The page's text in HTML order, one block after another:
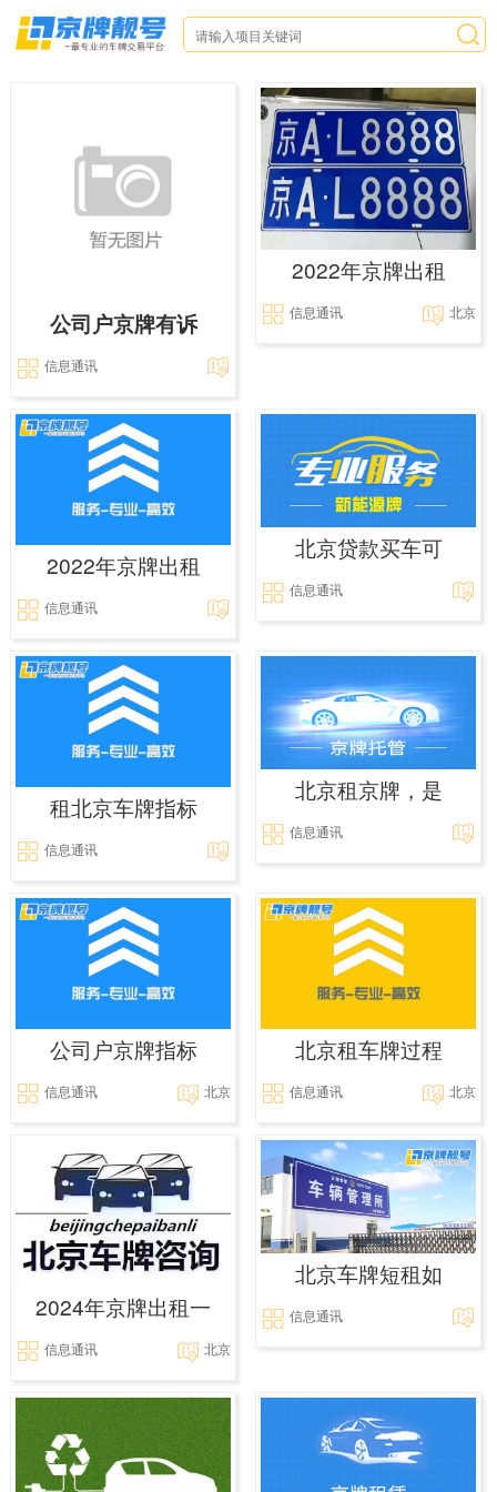
公司户京牌有诉
信息通讯
2022年京牌出租
信息通讯 北京
2022年京牌出租
信息通讯
北京贷款买车可
信息通讯
租北京车牌指标
信息通讯
北京租京牌，是
信息通讯
公司户京牌指标
信息通讯 北京
北京租车牌过程
信息通讯 北京
2024年京牌出租一
信息通讯 北京
北京车牌短租如
信息通讯